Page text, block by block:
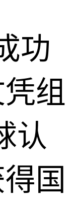
功
组
认
国